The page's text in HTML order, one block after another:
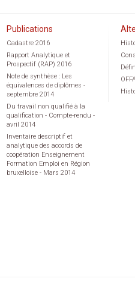
Publications
Cadastre 2016
Rapport Analytique et
Prospectif (RAP) 2016
Note de synthèse : Les
équivalences de diplômes -
septembre 2014
Du travail non qualifié à la
qualification - Compte-rendu -
avril 2014
Inventaire descriptif et
analytique des accords de
coopération Enseignement
Formation Emploi en Région
bruxelloise - Mars 2014